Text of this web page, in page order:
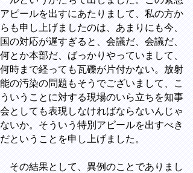
アピールを出すにあたりまして、私の方か
らも申し上げましたのは、あまりにも今、
国の対応が遅すぎると、会議だ、会議だ、
何とか本部だ、ばっかりやっていまして、
何時まで経っても瓦礫が片付かない。放射
能の汚染の問題もそうでございまして、こ
ういうことに対する現場のいら立ちを知事
会としても表現しなければならないんじゃ
ないか。そういう特別アピールを出すべき
だということを申し上げました。
その結果として、異例のことでありまし